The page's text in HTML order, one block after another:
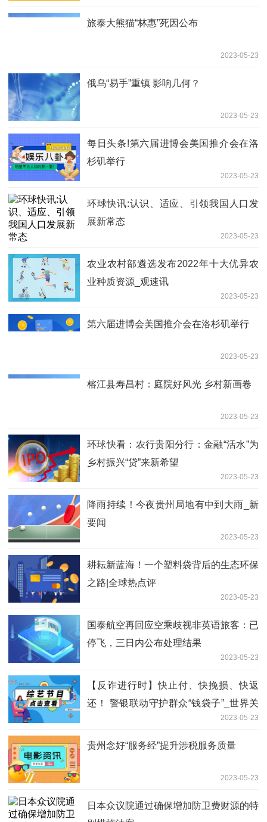
旅泰大熊猫“林惠”死因公布
2023-05-23
俄乌“易手”重镇 影响几何？
2023-05-23
每日头条!第六届进博会美国推介会在洛
杉矶举行
2023-05-23
环球快讯:认识、适应、引领我国人口发
展新常态
2023-05-23
农业农村部遴选发布2022年十大优异农
业种质资源_观速讯
2023-05-23
第六届进博会美国推介会在洛杉矶举行
2023-05-23
榕江县寿昌村：庭院好风光 乡村新画卷
2023-05-23
环球快看：农行贵阳分行：金融“活水”为
乡村振兴“贷”来新希望
2023-05-23
降雨持续！今夜贵州局地有中到大雨_新
要闻
2023-05-23
耕耘新蓝海！一个塑料袋背后的生态环保
之路|全球热点评
2023-05-23
国泰航空再回应空乘歧视非英语旅客：已
停飞，三日内公布处理结果
2023-05-23
【反诈进行时】快止付、快挽损、快返
还！ 警银联动守护群众“钱袋子”_世界关
2023-05-23
贵州念好“服务经”提升涉税服务质量
2023-05-23
日本众议院通过确保增加防卫费财源的特